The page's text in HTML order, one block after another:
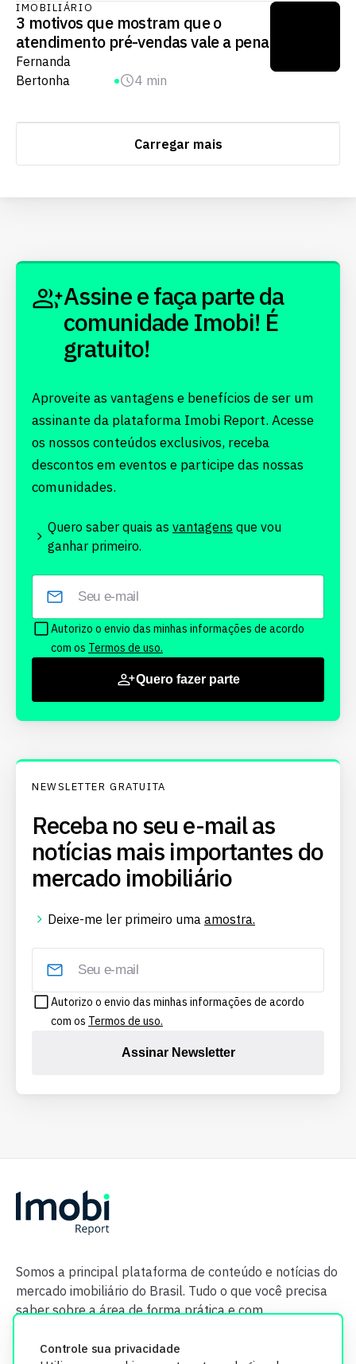
IMOBILIÁRIO
3 motivos que mostram que o
atendimento pré-vendas vale a pena
Fernanda
Bertonha
4 min
Carregar mais
Controle sua privacidade
Assine e faça parte da
comunidade Imobi! É
gratuito!
Aproveite as vantagens e benefícios de ser um
assinante da plataforma Imobi Report. Acesse
os nossos conteúdos exclusivos, receba
descontos em eventos e participe das nossas
comunidades.
Quero saber quais as vantagens que vou
ganhar primeiro.
Autorizo o envio das minhas informações de acordo
com os Termos de uso.
Quero fazer parte
NEWSLETTER GRATUITA
Receba no seu e-mail as
notícias mais importantes do
mercado imobiliário
Deixe-me ler primeiro uma amostra.
Autorizo o envio das minhas informações de acordo
com os Termos de uso.
Assinar Newsletter
Somos a principal plataforma de conteúdo e notícias do
mercado imobiliário do Brasil. Tudo o que você precisa
saber sobre a área de forma prática e com